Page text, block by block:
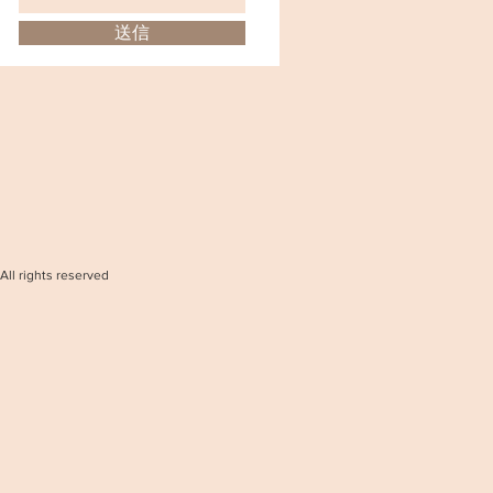
送信
rights reserved